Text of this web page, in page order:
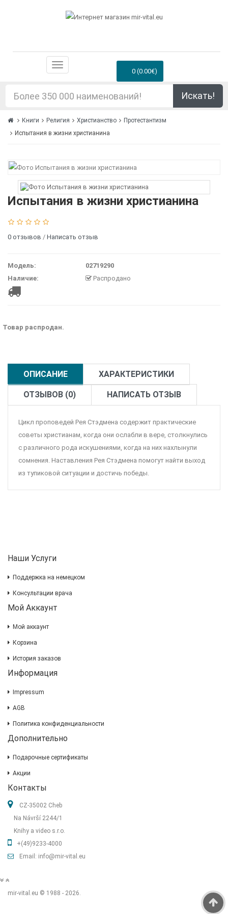
0 (0.00€)
Искать!
Книги Религия Христианство
Протестантизм
Испытания в жизни христианина
Испытания в жизни христианина
0 отзывов / Написать отзыв
Модель:
02719290
Наличие:
Распродано
Товар распродан.
ОПИСАНИЕ ХАРАКТЕРИСТИКИ
ОТЗЫВОВ (0) НАПИСАТЬ ОТЗЫВ
Цикл проповедей Рея Стэдмена содержит практические
советы христианам, когда они ослабли в вере, столкнулись
с различного рода искушениями, когда на них нахлынули
сомнения. Наставления Рея Стэдмена помогут найти выход
из тупиковой ситуации и достичь победы.
Наши Услуги
Поддержка на немецком
Консультации врача
Мой Аккаунт
Мой аккаунт
Корзина
История заказов
Информация
Impressum
AGB
Политика конфиденциальности
Дополнительно
Подарочные сертификаты
Акции
Контакты
CZ-35002 Cheb
Na Návrší 2244/1
Knihy a video s.r.o.
+(49)9233-4000
Email: info@mir-vital.eu
mir-vital.eu © 1988 - 2026.